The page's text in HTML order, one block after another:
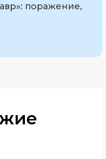
поражение,